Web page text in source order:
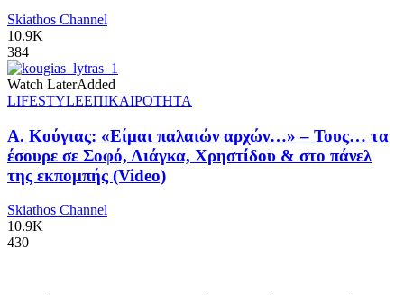
Skiathos Channel
10.9K
384
Watch LaterAdded
LIFESTYLEΕΠΙΚΑΙΡΟΤΗΤΑ
Α. Κούγιας: «Είμαι παλαιών αρχών…» – Τους… τα
έσουρε σε Σοφό, Λιάγκα, Χρηστίδου & στο πάνελ
της εκπομπής (Video)
Skiathos Channel
10.9K
430